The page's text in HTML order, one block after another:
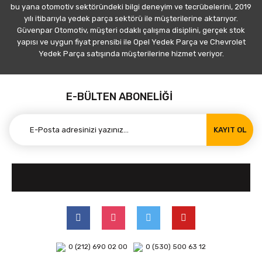
bu yana otomotiv sektöründeki bilgi deneyim ve tecrübelerini, 2019
yılı itibarıyla yedek parça sektörü ile müşterilerine aktarıyor.
Güvenpar Otomotiv, müşteri odaklı çalışma disiplini, gerçek stok
yapısı ve uygun fiyat prensibi ile Opel Yedek Parça ve Chevrolet
Yedek Parça satışında müşterilerine hizmet veriyor.
E-BÜLTEN ABONELİĞİ
KAYIT OL
0 (212) 690 02 00 0 (530) 500 63 12